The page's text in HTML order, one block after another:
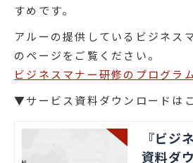
すめです。
アルーの提供しているビジネス
のページをご覧ください。
ビジネスマナー研修のプログラ
▼サービス資料ダウンロードは
『ビジ
資料ダ